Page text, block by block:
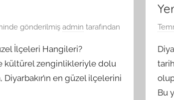
gönderilmiş admin tarafından
İlçeleri Hangileri?
kültürel zenginlikleriyle dolu
Diyarbakır’ın en güzel ilçelerini
Bu